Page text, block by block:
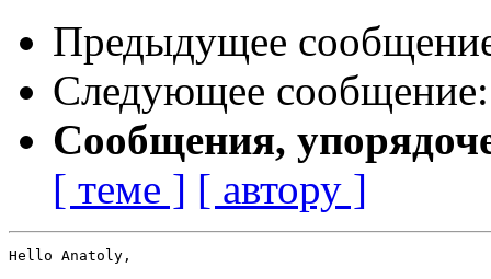
Предыдущее
Следующее
Сообщения,
[ теме ] [ автору ]
Hello Anatoly,